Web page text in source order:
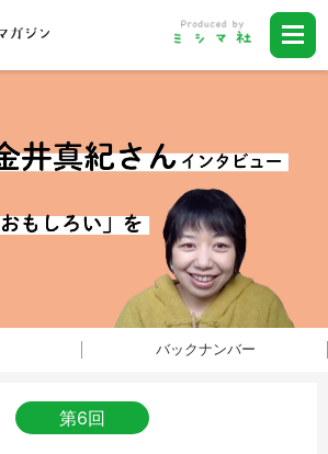
バックナンバー
第6回